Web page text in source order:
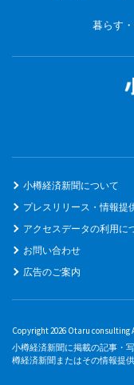
暮らす
小樽経済新聞について
プレスリリース・情報提
アクセスデータの利用に
お問い合わせ
広告のご案内
Copyright 2026 Otaru consulting
小樽経済新聞に掲載の記事・
樽経済新聞またはその情報提供